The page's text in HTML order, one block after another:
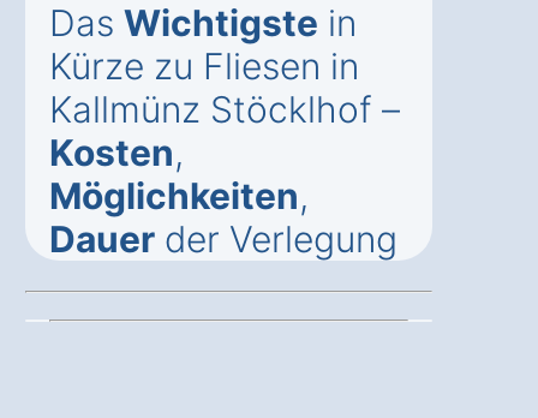
Das Wichtigste in
Kürze zu Fliesen in
Kallmünz Stöcklhof –
Kosten,
Möglichkeiten,
Dauer der Verlegung